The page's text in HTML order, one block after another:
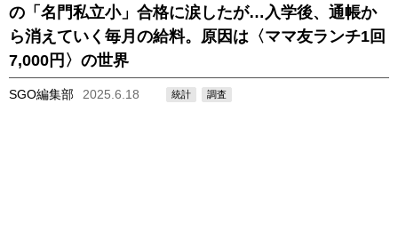
の「名門私立小」合格に涙したが…入学後、通帳か
ら消えていく毎月の給料。原因は〈ママ友ランチ1回
7,000円〉の世界
SGO編集部 2025.6.18 統計 調査